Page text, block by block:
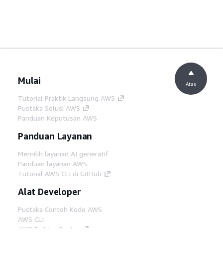
Mulai
Tutorial Praktik Langsung AWS
Pustaka Solusi AWS
Panduan Keputusan AWS
Panduan Layanan
Memilih layanan AI generatif
Panduan layanan AWS
Tutorial AWS CLI di GitHub
Alat Developer
Pustaka Contoh Kode AWS
AWS CLI
AWS Builder Center
Atas